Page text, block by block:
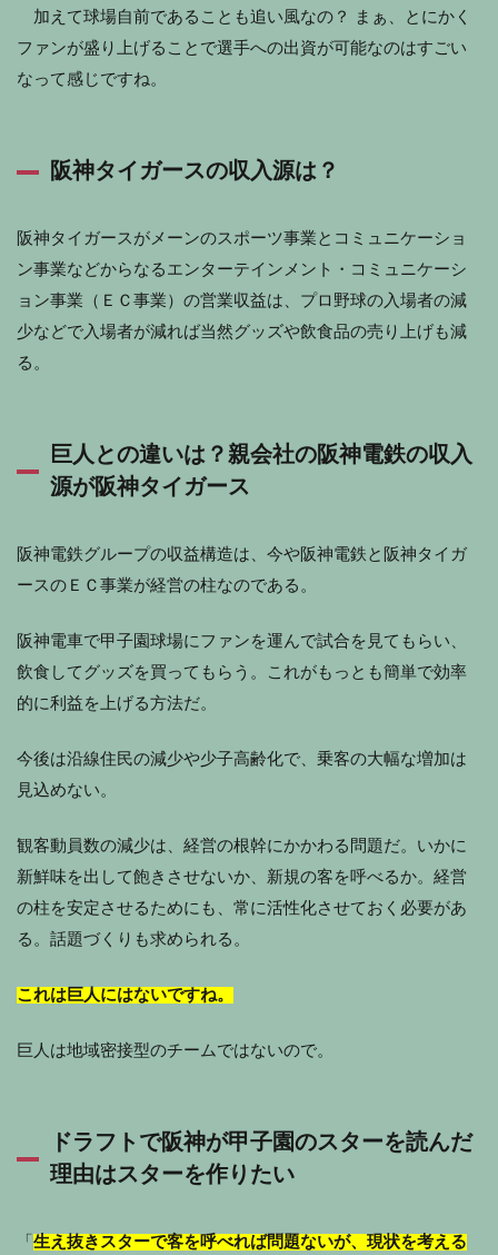
加えて球場自前であることも追い風なの？ まぁ、とにかく
ファンが盛り上げることで選手への出資が可能なのはすごい
なって感じですね。
阪神タイガースの収入源は？
阪神タイガースがメーンのスポーツ事業とコミュニケーショ
ン事業などからなるエンターテインメント・コミュニケーシ
ョン事業（ＥＣ事業）の営業収益は、プロ野球の入場者の減
少などで入場者が減れば当然グッズや飲食品の売り上げも減
る。
巨人との違いは？親会社の阪神電鉄の収入
源が阪神タイガース
阪神電鉄グループの収益構造は、今や阪神電鉄と阪神タイガ
ースのＥＣ事業が経営の柱なのである。
阪神電車で甲子園球場にファンを運んで試合を見てもらい、
飲食してグッズを買ってもらう。これがもっとも簡単で効率
的に利益を上げる方法だ。
今後は沿線住民の減少や少子高齢化で、乗客の大幅な増加は
見込めない。
観客動員数の減少は、経営の根幹にかかわる問題だ。いかに
新鮮味を出して飽きさせないか、新規の客を呼べるか。経営
の柱を安定させるためにも、常に活性化させておく必要があ
る。話題づくりも求められる。
これは巨人にはないですね。
巨人は地域密接型のチームではないので。
ドラフトで阪神が甲子園のスターを読んだ
理由はスターを作りたい
「 生え抜きスターで客を呼べれば問題ないが、現状を考える